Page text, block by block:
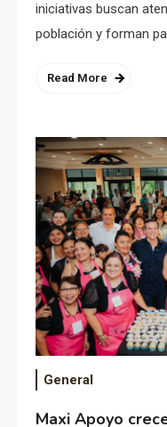
iniciativas buscan
población y forman
Read More
General
Maxi Apoyo